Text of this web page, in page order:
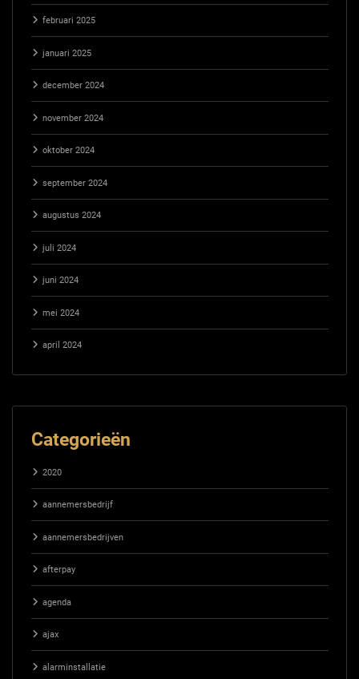
februari 2025
januari 2025
december 2024
november 2024
oktober 2024
september 2024
augustus 2024
juli 2024
juni 2024
mei 2024
april 2024
Categorieën
2020
aannemersbedrijf
aannemersbedrijven
afterpay
agenda
ajax
alarminstallatie